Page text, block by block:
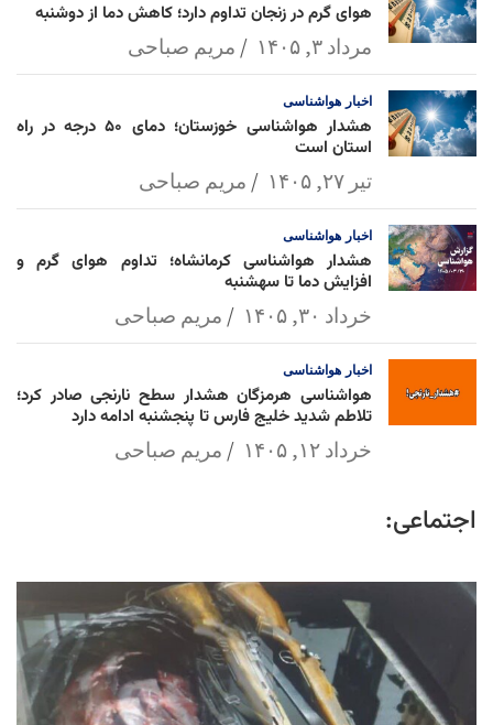
هوای گرم در زنجان تداوم دارد؛ کاهش دما از دوشنبه
مرداد ۳, ۱۴۰۵ مریم صباحی
اخبار هواشناسی
هشدار هواشناسی خوزستان؛ دمای ۵۰ درجه در راه
استان است
تیر ۲۷, ۱۴۰۵ مریم صباحی
اخبار هواشناسی
هشدار هواشناسی کرمانشاه؛ تداوم هوای گرم و
افزایش دما تا سهشنبه
خرداد ۳۰, ۱۴۰۵ مریم صباحی
اخبار هواشناسی
هواشناسی هرمزگان هشدار سطح نارنجی صادر کرد؛
تلاطم شدید خلیج فارس تا پنجشنبه ادامه دارد
خرداد ۱۲, ۱۴۰۵ مریم صباحی
اجتماعی: